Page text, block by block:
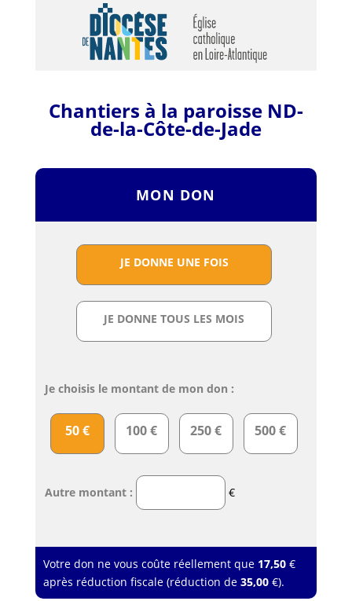
Chantiers à la paroisse ND-
de-la-Côte-de-Jade
MON DON
JE DONNE UNE FOIS
JE DONNE TOUS LES MOIS
Je choisis le montant de mon don :
50 € 100 € 250 € 500 €
Autre montant : €
Votre don ne vous coûte réellement que 17,50€
après réduction fiscale (réduction de 35,00€).